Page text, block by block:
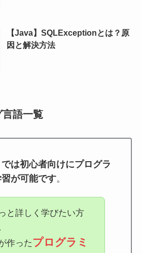
【Java】SQLExceptionとは？原
因と解決方法
語一覧
は初心者向けにプログラ
が可能です。
と詳しく学びたい方
作ったプログラミ